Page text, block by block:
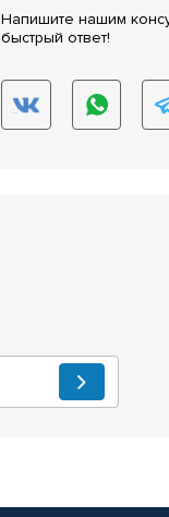
Напишите нашим
быстрый ответ!